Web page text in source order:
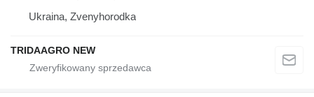
Ukraina, Zvenyhorodka
TRIDAAGRO NEW